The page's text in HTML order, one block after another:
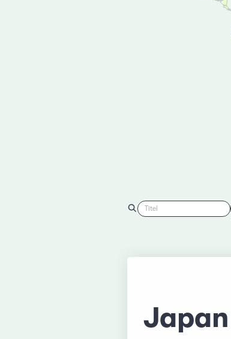
Titel
Japan